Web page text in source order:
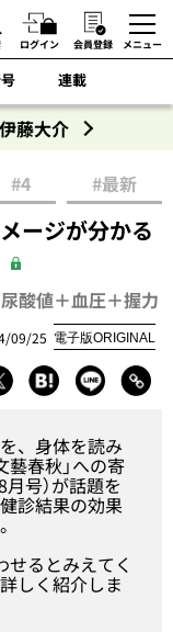
ログイン 会員登録 メニュー
連載
藤大介
#4 #最新
ージが分かる
酸値＋血圧＋握力
09/25 電子版ORIGINAL
、身体を読み
春秋」への寄
号）が話題を
診結果の効果
るとみえてく
しく紹介しま